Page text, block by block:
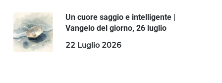
Un cuore saggio e intelligente |
Vangelo del giorno, 26 luglio
22 Luglio 2026